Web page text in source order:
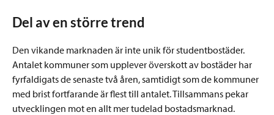
Del av en större trend
Den vikande marknaden är inte unik för studentbostäder.
Antalet kommuner som upplever överskott av bostäder har
fyrfaldigats de senaste två åren, samtidigt som de kommuner
med brist fortfarande är flest till antalet. Tillsammans pekar
utvecklingen mot en allt mer tudelad bostadsmarknad.